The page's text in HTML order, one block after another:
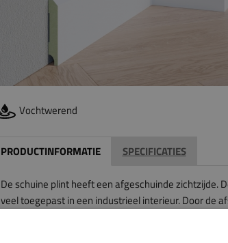
Vochtwerend
PRODUCTINFORMATIE SPECIFICATIES
De schuine plint heeft een afgeschuinde zichtzijde.
veel toegepast in een industrieel interieur. Door de